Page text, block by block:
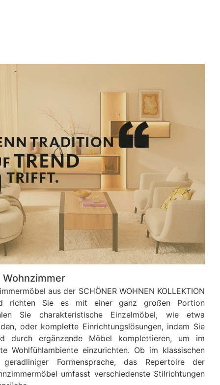
Wohnzimmer
aus der SCHÖNER WOHNEN KOLLEKTION
richten Sie es mit einer ganz großen Portion
Sie charakteristische Einzelmöbel, wie etwa
oder komplette Einrichtungslösungen, indem Sie
durch ergänzende Möbel komplettieren, um im
Wohlfühlambiente einzurichten. Ob im klassischen
Formensprache, das Repertoire der
umfasst verschiedenste Stilrichtungen